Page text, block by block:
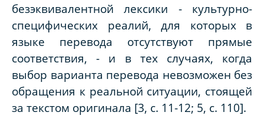
безэквивалентной лексики - культурно-
специфических реалий, для которых в
языке перевода отсутствуют прямые
соответствия, - и в тех случаях, когда
выбор варианта перевода невозможен без
обращения к реальной ситуации, стоящей
за текстом оригинала [3, с. 11-12; 5, с. 110].